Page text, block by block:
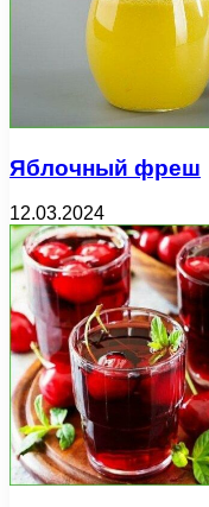
Яблочный фреш
12.03.2024